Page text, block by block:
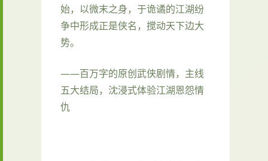
始，以微末之身，于诡谲的江湖纷
争中形成正是侠名，搅动天下边大
势。
——百万字的原创武侠剧情，主线
五大结局，沈浸式体验江湖恩怨情
仇